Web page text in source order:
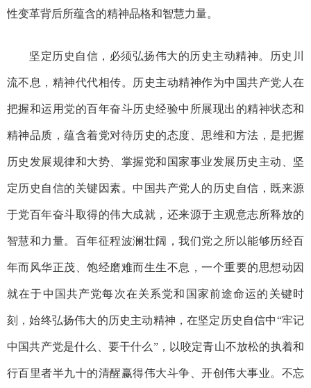
性变革背后所蕴含的精神品格和智慧力量。
坚定历史自信，必须弘扬伟大的历史主动精神。历史川
流不息，精神代代相传。历史主动精神作为中国共产党人在
把握和运用党的百年奋斗历史经验中所展现出的精神状态和
精神品质，蕴含着党对待历史的态度、思维和方法，是把握
历史发展规律和大势、掌握党和国家事业发展历史主动、坚
定历史自信的关键因素。中国共产党人的历史自信，既来源
于党百年奋斗取得的伟大成就，还来源于主观意志所释放的
智慧和力量。百年征程波澜壮阔，我们党之所以能够历经百
年而风华正茂、饱经磨难而生生不息，一个重要的思想动因
就在于中国共产党每次在关系党和国家前途命运的关键时
刻，始终弘扬伟大的历史主动精神，在坚定历史自信中“牢记
中国共产党是什么、要干什么”，以咬定青山不放松的执着和
行百里者半九十的清醒赢得伟大斗争、开创伟大事业。不忘